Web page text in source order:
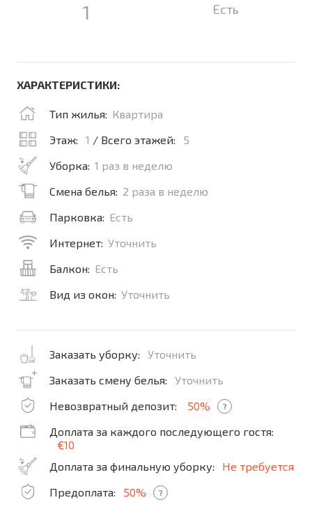
1 Есть
ХАРАКТЕРИСТИКИ:
Тип жилья: Квартира
Этаж:
1 / Всего этажей:
5
Уборка: 1 раз в неделю
Смена белья: 2 раза в неделю
Парковка: Есть
Интернет: Уточнить
Балкон: Есть
Вид из окон: Уточнить
Заказать уборку:
Уточнить
Заказать смену белья:
Уточнить
Невозвратный депозит:
50% ?
Доплата за каждого последующего гостя:
€10
Доплата за финальную уборку:
Не требуется
Предоплата:
50% ?